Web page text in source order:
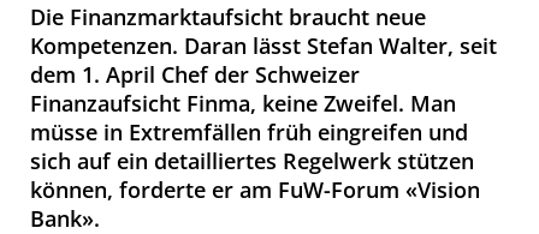
Die Finanzmarktaufsicht braucht neue
Kompetenzen. Daran lässt Stefan Walter, seit
dem 1. April Chef der Schweizer
Finanzaufsicht Finma, keine Zweifel. Man
müsse in Extremfällen früh eingreifen und
sich auf ein detailliertes Regelwerk stützen
können, forderte er am FuW-Forum «Vision
Bank».